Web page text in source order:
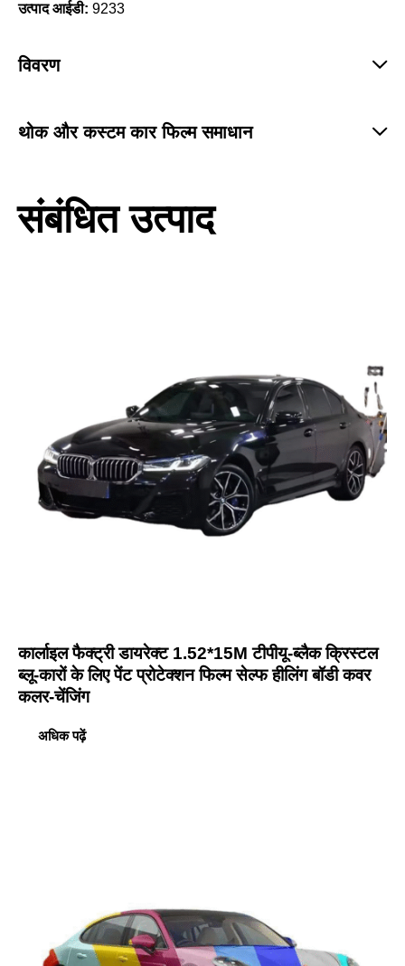
उत्पाद आईडी: 9233
विवरण
थोक और कस्टम कार फिल्म समाधान
संबंधित उत्पाद
कार्लाइल फैक्ट्री डायरेक्ट 1.52*15M टीपीयू-ब्लैक क्रिस्टल
ब्लू-कारों के लिए पेंट प्रोटेक्शन फिल्म सेल्फ हीलिंग बॉडी कवर
कलर-चेंजिंग
अधिक पढ़ें